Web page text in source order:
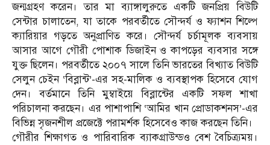
জন্মগ্রহণ করেন। তার মা ব্যাঙ্গালুরুতে একটি জনপ্রিয় বিউটি
সেন্টার চালাতেন, যা তাকে পরবর্তীতে সৌন্দর্য ও ফ্যাশন শিল্পে
ক্যারিয়ার গড়তে অনুপ্রাণিত করে। সৌন্দর্য চর্চামূলক ব্যবসায়
আসার আগে গৌরী পোশাক ডিজাইন ও কাপড়ের ব্যবসার সঙ্গে
যুক্ত ছিলেন। পরবর্তীতে ২০০৭ সালে তিনি ভারতের বিখ্যাত বিউটি
সেলুন চেইন ‘বিব্লান্ট’-এর সহ-মালিক ও ব্যবস্থাপক হিসেবে যোগ
দেন। বর্তমানে তিনি মুম্বাইয়ে বিব্লান্টের একটি সফল শাখা
পরিচালনা করছেন। এর পাশাপাশি ‘আমির খান প্রোডাকশনস’-এর
বিভিন্ন সৃজনশীল প্রজেক্টে পরামর্শক হিসেবেও কাজ করছেন তিনি।
গৌরীর শিক্ষাগত ও পারিবারিক ব্যাকগ্রাউন্ডও বেশ বৈচিত্র্যময়।